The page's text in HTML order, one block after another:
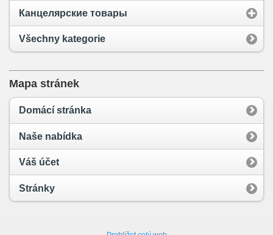
Канцелярские товары
Všechny kategorie
Mapa stránek
Domácí stránka
Naše nabídka
Váš účet
Stránky